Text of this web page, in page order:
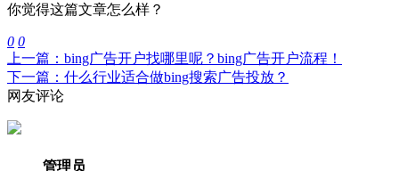
你觉得这篇文章怎么样？
0 0
上一篇：bing广告开户找哪里呢？bing广告开户流程！
下一篇：什么行业适合做bing搜索广告投放？
网友评论
管理员